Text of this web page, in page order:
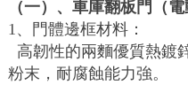
（一）、車庫翻板門（
1、門體邊框材料：
高韌性的兩麵優質熱鍍
粉末，耐腐蝕能力強。